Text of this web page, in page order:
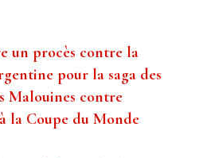
un procès contre la
pour la saga des
Malouines contre
la Coupe du Monde